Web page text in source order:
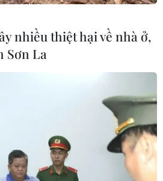
đồng chí lãnh đạo Đảng, Nhà
Việt Nam và Thành phố Hà Nội
kết toàn dân tộc tại phường
nhiều thiệt hại về nhà ở,
Sơn La